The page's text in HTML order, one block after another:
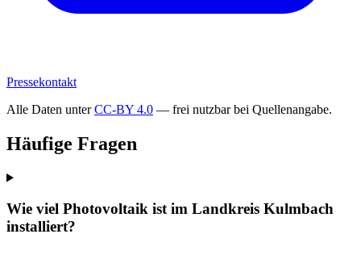
Pressekontakt
Alle Daten unterCC-BY 4.0 — frei nutzbar bei Quellenangabe.
Häufige Fragen
Wie viel Photovoltaik ist im Landkreis Kulmbach
installiert?